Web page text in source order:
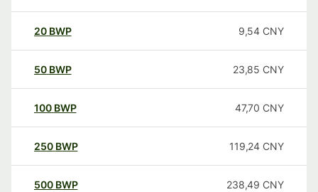
20 BWP 9,54 CNY
50 BWP 23,85 CNY
100 BWP 47,70 CNY
250 BWP 119,24 CNY
500 BWP 238,49 CNY